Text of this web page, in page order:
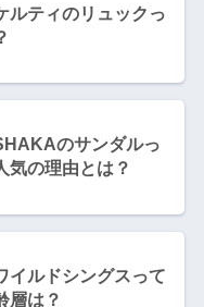
ルティのリュックっ
のサンダルっ
気の理由とは？
イルドシングスって
層は？